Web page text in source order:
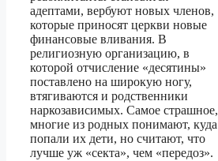
адептами, вербуют новых членов,
которые приносят церкви новые
финансовые вливания. В
религиозную организацию, в
которой отчисление «десятины»
поставлено на широкую ногу,
втягиваются и родственники
наркозависимых. Самое страшное,
многие из родных понимают, куда
попали их дети, но считают, что
лучше уж «секта», чем «передоз».